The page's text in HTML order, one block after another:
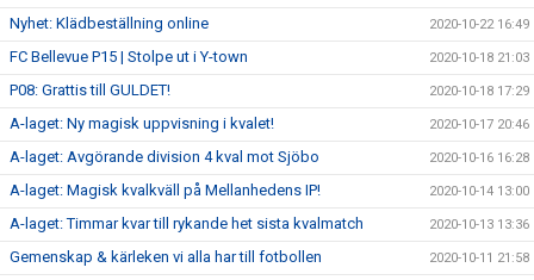
Nyhet: Klädbeställning online 2020-10-22 16:49
FC Bellevue P15 | Stolpe ut i Y-town 2020-10-18 21:03
P08: Grattis till GULDET! 2020-10-18 17:29
A-laget: Ny magisk uppvisning i kvalet! 2020-10-17 20:46
A-laget: Avgörande division 4 kval mot Sjöbo 2020-10-16 16:28
A-laget: Magisk kvalkväll på Mellanhedens IP! 2020-10-14 13:00
A-laget: Timmar kvar till rykande het sista kvalmatch 2020-10-13 13:36
Gemenskap & kärleken vi alla har till fotbollen 2020-10-11 21:58